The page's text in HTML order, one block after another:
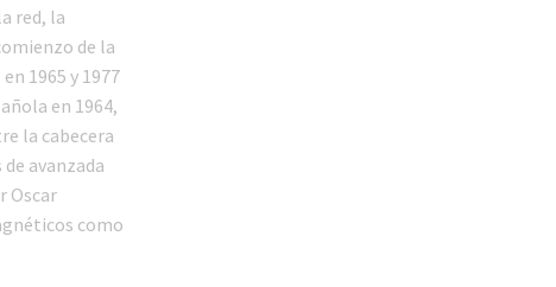
red, la
de la
1965 y 1977
en 1964,
la cabecera
avanzada
Oscar
como